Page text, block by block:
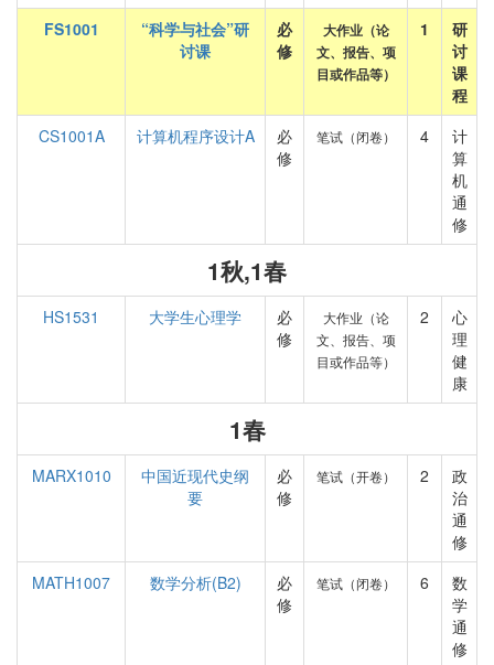
FS1001
“科学与社会”研
讨课
必
修
大作业（论
文、报告、项
目或作品等）
1
研
讨
课
程
CS1001A
计算机程序设计A
必
修
笔试（闭卷） 4
计
算
机
通
修
1秋,1春
HS1531 大学生心理学
必
修
大作业（论
文、报告、项
目或作品等）
2
心
理
健
康
1春
MARX1010
中国近现代史纲
要
必
修
笔试（开卷） 2
政
治
通
修
MATH1007
数学分析(B2)
必
修
笔试（闭卷） 6
数
学
通
修